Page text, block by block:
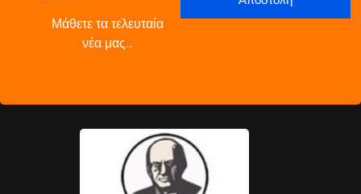
Μάθετε τα τελευταία
νέα μας…